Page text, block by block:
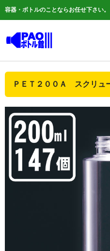
容器・ボトルのことならお任せ下さい。
ご利用ガイド
よくある質問
容器について
お問い合わせ
ＰＥＴ２００Ａ スクリュ